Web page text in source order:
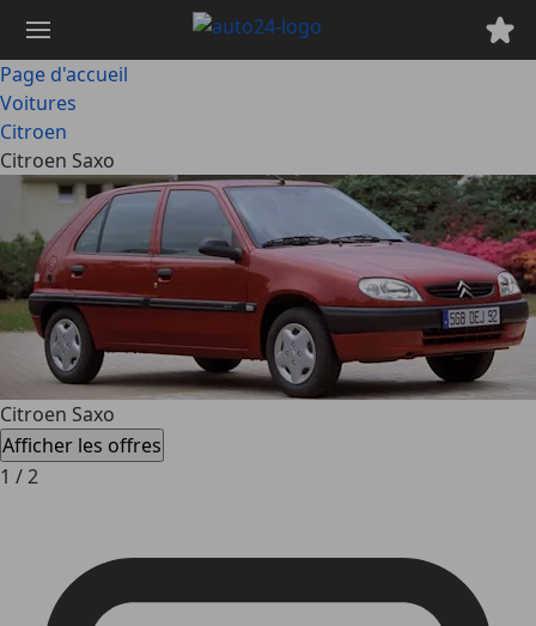
contenu
principal
Page d'accueil
Voitures
Citroen
Citroen Saxo
Citroen Saxo
Afficher les offres
1 /2